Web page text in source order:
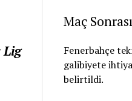
Lig
Maç
Fenerbahçe
galibiyete
belirtildi.